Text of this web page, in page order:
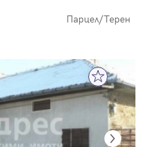
Парцел/Терен